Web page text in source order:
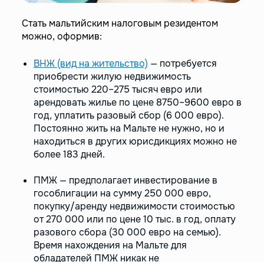
Стать мальтийским налоговым резидентом
можно, оформив:
ВНЖ (вид на жительство) — потребуется
приобрести жилую недвижимость
стоимостью 220–275 тысяч евро или
арендовать жилье по цене 8750–9600 евро в
год, уплатить разовый сбор (6 000 евро).
Постоянно жить на Мальте не нужно, но и
находиться в других юрисдикциях можно не
более 183 дней.
ПМЖ — предполагает инвестирование в
гособлигации на сумму 250 000 евро,
покупку/аренду недвижимости стоимостью
от 270 000 или по цене 10 тыс. в год, оплату
разового сбора (30 000 евро на семью).
Время нахождения на Мальте для
обладателей ПМЖ никак не